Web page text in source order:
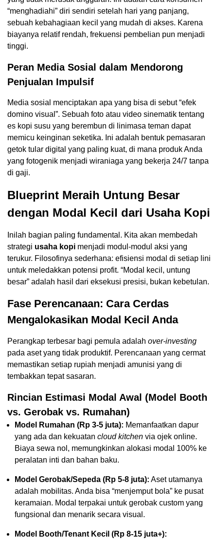
“menghadiahi” diri sendiri setelah hari yang panjang,
sebuah kebahagiaan kecil yang mudah di akses. Karena
biayanya relatif rendah, frekuensi pembelian pun menjadi
tinggi.
Peran Media Sosial dalam Mendorong
Penjualan Impulsif
Media sosial menciptakan apa yang bisa di sebut “efek
domino visual”. Sebuah foto atau video sinematik tentang
es kopi susu yang berembun di linimasa teman dapat
memicu keinginan seketika. Ini adalah bentuk pemasaran
getok tular digital yang paling kuat, di mana produk Anda
yang fotogenik menjadi wiraniaga yang bekerja 24/7 tanpa
di gaji.
Blueprint Meraih Untung Besar
dengan Modal Kecil dari Usaha Kopi
Inilah bagian paling fundamental. Kita akan membedah
strategi usaha kopi menjadi modul-modul aksi yang
terukur. Filosofinya sederhana: efisiensi modal di setiap lini
untuk meledakkan potensi profit. “Modal kecil, untung
besar” adalah hasil dari eksekusi presisi, bukan kebetulan.
Fase Perencanaan: Cara Cerdas
Mengalokasikan Modal Kecil Anda
Perangkap terbesar bagi pemula adalah over-investing
pada aset yang tidak produktif. Perencanaan yang cermat
memastikan setiap rupiah menjadi amunisi yang di
tembakkan tepat sasaran.
Rincian Estimasi Modal Awal (Model Booth
vs. Gerobak vs. Rumahan)
Model Rumahan (Rp 3-5 juta): Memanfaatkan dapur
yang ada dan kekuatan cloud kitchen via ojek online.
Biaya sewa nol, memungkinkan alokasi modal 100% ke
peralatan inti dan bahan baku.
Model Gerobak/Sepeda (Rp 5-8 juta): Aset utamanya
adalah mobilitas. Anda bisa “menjemput bola” ke pusat
keramaian. Modal terpakai untuk gerobak custom yang
fungsional dan menarik secara visual.
Model Booth/Tenant Kecil (Rp 8-15 juta+):